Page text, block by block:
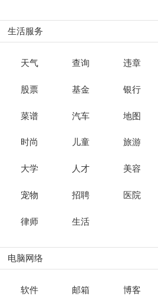
生活服务
天气 查询 违章
股票 基金 银行
菜谱 汽车 地图
时尚 儿童 旅游
大学 人才 美容
宠物 招聘 医院
律师 生活
电脑网络
软件 邮箱 博客